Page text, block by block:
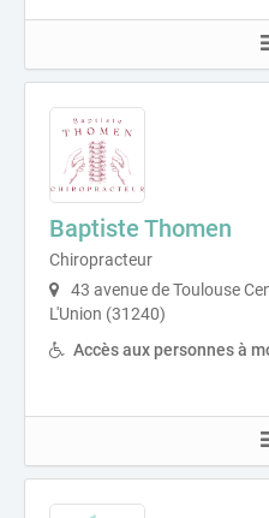
Baptiste Thomen
Chiropracteur
43 avenue de Toulouse
L'Union (31240)
Accès aux personnes à